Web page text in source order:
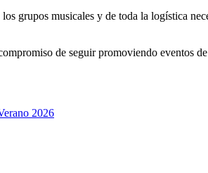
grupos musicales y de toda la logística
de seguir promoviendo eventos
2026